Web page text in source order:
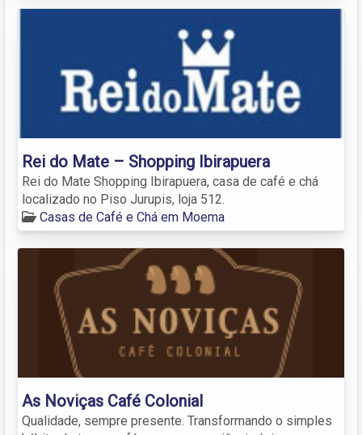
Rei do Mate – Shopping Ibirapuera
Rei do Mate Shopping Ibirapuera, casa de café e chá
localizado no Piso Jurupis, loja 512.
Casas de Café e Chá em Moema
As Noviças Café Colonial
Qualidade, sempre presente. Transformando o simples